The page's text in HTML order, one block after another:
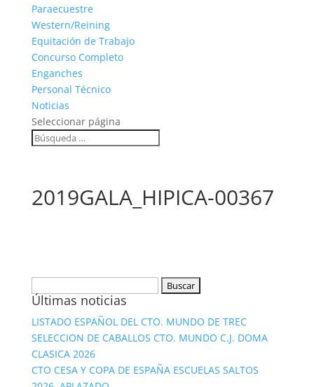
Paraecuestre
Western/Reining
Equitación de Trabajo
Concurso Completo
Enganches
Personal Técnico
Noticias
Seleccionar página
2019GALA_HIPICA-00367
Últimas noticias
LISTADO ESPAÑOL DEL CTO. MUNDO DE TREC
SELECCION DE CABALLOS CTO. MUNDO C.J. DOMA
CLASICA 2026
CTO CESA Y COPA DE ESPAÑA ESCUELAS SALTOS